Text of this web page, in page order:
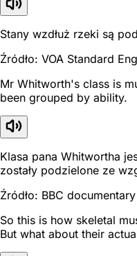
Stany wzdłuż rzeki są
Źródło: VOA Standard
Mr Whitworth's class is
been grouped by ability.
Klasa pana Whitwortha
zostały podzielone ze
Źródło: BBC
So this is how skeletal
But what about their